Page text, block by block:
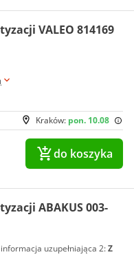
VALEO 814169
Kraków: pon. 10.08
do koszyka
ABAKUS 003-
uzupełniająca 2:Z